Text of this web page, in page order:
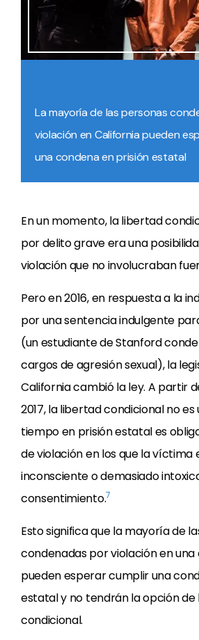
La mayoría de las personas
violación en California pueden
una condena en prisión estatal
En un momento, la libertad
por delito grave era una
violación que no involucraban
Pero en 2016, en respuesta a la
por una sentencia indulgente
(un estudiante de Stanford
cargos de agresión sexual), la
California cambió la ley. A partir
2017, la libertad condicional no es
tiempo en prisión estatal es
de violación en los que la víctima
inconsciente o demasiado
consentimiento.7
Esto significa que la mayoría de
condenadas por violación en
pueden esperar cumplir una
estatal y no tendrán la opción
condicional.